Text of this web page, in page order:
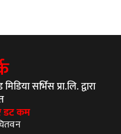
सर्भिस प्रा.लि. द्वारा
डट कम